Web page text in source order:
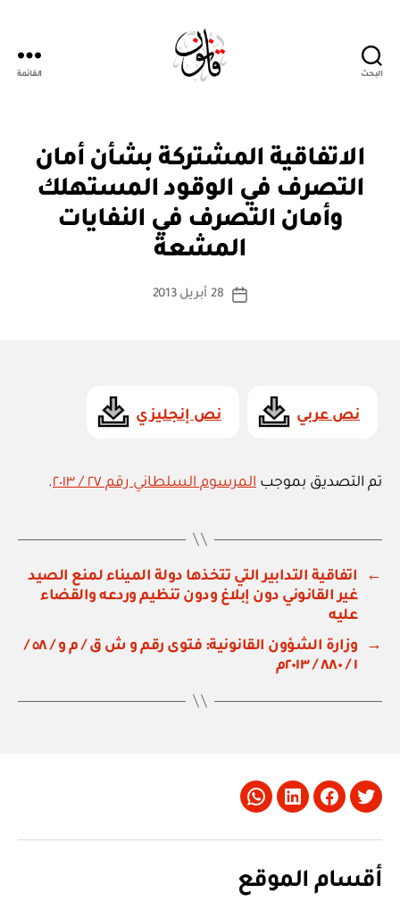
البحث القائمة
التصنيفات
الاتفاقية المشتركة بشأن أمان
التصرف في الوقود المستهلك
وأمان التصرف في النفايات
المشعة
كاتب
بو
ا
س
ة
تاريخ
28 أبريل 2013
نص عربي نص إنجليزي
تم التصديق بموجب المرسوم السلطاني رقم ٢٧ / ٢٠١٣ .
←
اتفاقية التدابير التي تتخذها دولة الميناء لمنع الصيد
غير القانوني دون إبلاغ ودون تنظيم وردعه والقضاء
عليه
→
وزارة الشؤون القانونية: فتوى رقم و ش ق / م و / ٥٨ /
١ / ٨٨٠ / ٢٠١٣م
Twitter
Facebook
LinkedIn
Whatsapp
أقسام الموقع